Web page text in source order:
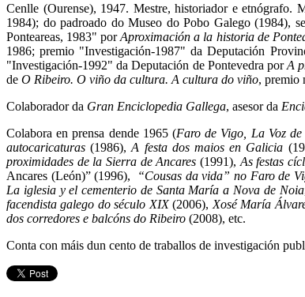
Cenlle (Ourense), 1947. Mestre, historiador e etnógrafo.
1984); do padroado do Museo do Pobo Galego (1984),
Ponteareas, 1983" porAproximación a la historia de
1986; premio "Investigación-1987" da Deputación
"Investigación-1992" da Deputación de Pontevedra porA
de O Ribeiro. O viño da cultura. A cultura do viño, premio
Colaborador da Gran Enciclopedia Gallega, asesor da
Colabora en prensa dende 1965 (Faro de Vigo, La Voz
autocaricaturas (1986),A festa dos maios en Galicia
proximidades de la Sierra de Ancares (1991), As festas
Ancares (León)” (1996),
“Cousas da vida” no Faro de
La iglesia y el cementerio de Santa María a Nova de Noia
facendista galego do século XIX(2006), Xosé María
dos corredores e balcóns do Ribeiro (2008), etc.
Conta con máis dun cento de traballos de investigación